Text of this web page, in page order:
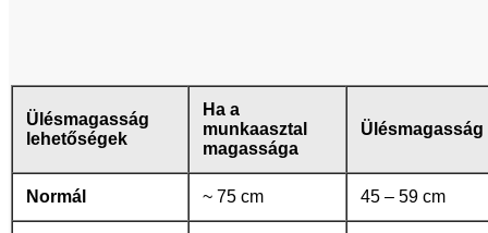
Ülésmagasság
lehetőségek
Ha a
munkaasztal
magassága
Ülésmagasság
Normál ~ 75 cm 45 – 59 cm